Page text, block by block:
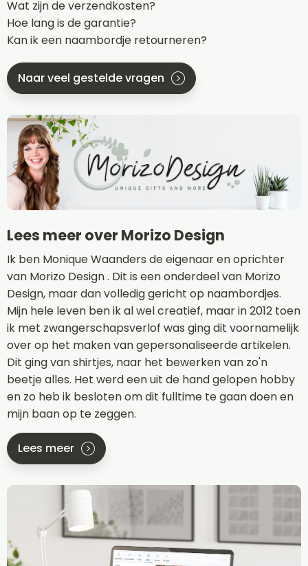
Wat zijn de verzendkosten?
Hoe lang is de garantie?
Kan ik een naambordje retourneren?
Naar veel gestelde vragen
Lees meer over Morizo Design
Ik ben Monique Waanders de eigenaar en oprichter
van Morizo Design . Dit is een onderdeel van Morizo
Design, maar dan volledig gericht op naambordjes.
Mijn hele leven ben ik al wel creatief, maar in 2012 toen
ik met zwangerschapsverlof was ging dit voornamelijk
over op het maken van gepersonaliseerde artikelen.
Dit ging van shirtjes, naar het bewerken van zo'n
beetje alles. Het werd een uit de hand gelopen hobby
en zo heb ik besloten om dit fulltime te gaan doen en
mijn baan op te zeggen.
Lees meer